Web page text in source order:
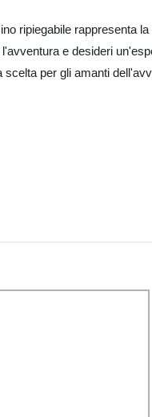
ripiegabile rappresenta
e desideri
scelta per gli amanti